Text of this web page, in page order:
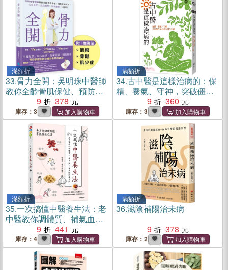
滿額折
33.骨力全開：吳明珠中醫師
教你全齡骨肌保健、預防骨
鬆肌少，穴位按摩╳飲食調
理╳居家運動一次到位
9 378
庫存：3
滿額折
34.古中醫是這樣治病的：保
精、養氣、守神，突破僵化
的診病及養生思維
9 360
庫存：3
滿額折
35.一次搞懂中醫養生法：老
中醫教你調體質、補氣血、
養五臟的養生法
9 441
庫存：4
滿額折
36.滋陰補陽治未病
9
378
庫存：2